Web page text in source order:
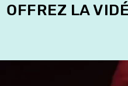
OFFREZ LA